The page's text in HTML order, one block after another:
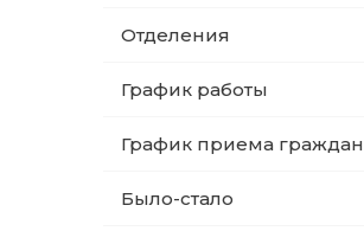
Отделения
График работы
График приема граждан
Было-стало